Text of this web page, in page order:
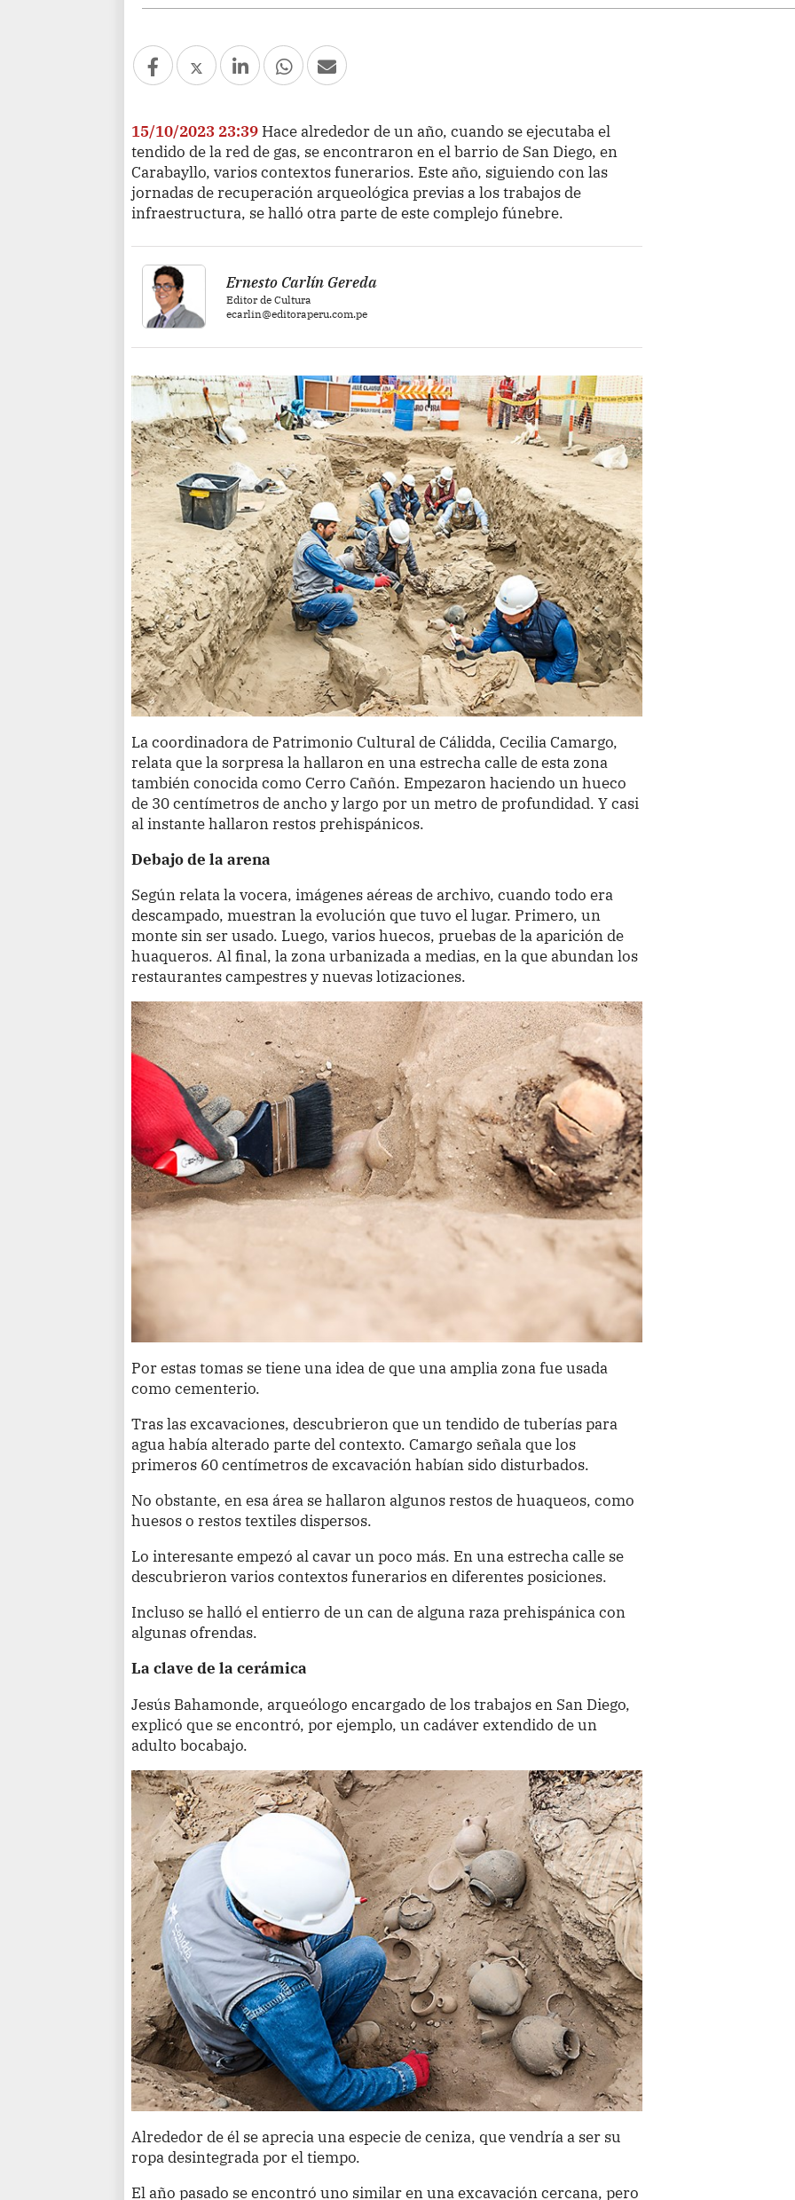
15/10/2023 23:39 Hace alrededor de un año, cuando se ejecutaba el
tendido de la red de gas, se encontraron en el barrio de San Diego, en
Carabayllo, varios contextos funerarios. Este año, siguiendo con las
jornadas de recuperación arqueológica previas a los trabajos de
infraestructura, se halló otra parte de este complejo fúnebre.
Ernesto Carlín Gereda
Editor de Cultura
ecarlin@editoraperu.com.pe
La coordinadora de Patrimonio Cultural de Cálidda, Cecilia Camargo,
relata que la sorpresa la hallaron en una estrecha calle de esta zona
también conocida como Cerro Cañón. Empezaron haciendo un hueco
de 30 centímetros de ancho y largo por un metro de profundidad. Y casi
al instante hallaron restos prehispánicos.
Debajo de la arena
Según relata la vocera, imágenes aéreas de archivo, cuando todo era
descampado, muestran la evolución que tuvo el lugar. Primero, un
monte sin ser usado. Luego, varios huecos, pruebas de la aparición de
huaqueros. Al final, la zona urbanizada a medias, en la que abundan los
restaurantes campestres y nuevas lotizaciones.
Por estas tomas se tiene una idea de que una amplia zona fue usada
como cementerio.
Tras las excavaciones, descubrieron que un tendido de tuberías para
agua había alterado parte del contexto. Camargo señala que los
primeros 60 centímetros de excavación habían sido disturbados.
No obstante, en esa área se hallaron algunos restos de huaqueos, como
huesos o restos textiles dispersos.
Lo interesante empezó al cavar un poco más. En una estrecha calle se
descubrieron varios contextos funerarios en diferentes posiciones.
Incluso se halló el entierro de un can de alguna raza prehispánica con
algunas ofrendas.
La clave de la cerámica
Jesús Bahamonde, arqueólogo encargado de los trabajos en San Diego,
explicó que se encontró, por ejemplo, un cadáver extendido de un
adulto bocabajo.
Alrededor de él se aprecia una especie de ceniza, que vendría a ser su
ropa desintegrada por el tiempo.
El año pasado se encontró uno similar en una excavación cercana, pero